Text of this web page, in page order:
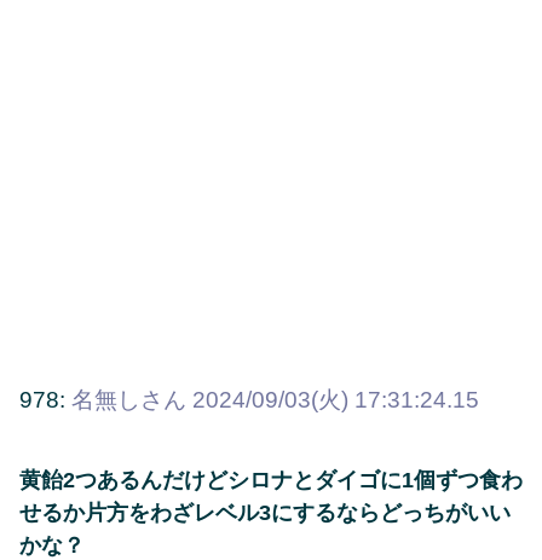
978: 名無しさん 2024/09/03(火) 17:31:24.15
黄飴2つあるんだけどシロナとダイゴに1個ずつ食わ
せるか片方をわざレベル3にするならどっちがいい
かな？